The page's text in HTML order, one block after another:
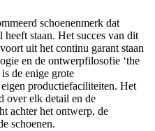
schoenenmerk dat
staan. Het succes van dit
uit het continu garant staan
en de ontwerpfilosofie ‘the
de enige grote
productiefaciliteiten. Het
over elk detail en de
achter het ontwerp, de
schoenen.